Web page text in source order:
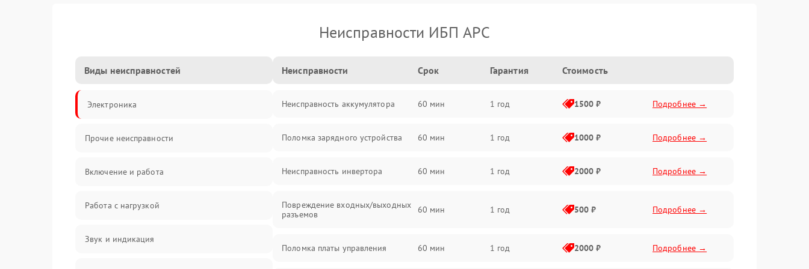
Неисправности ИБП APC
Виды неисправностей
Электроника
Прочие неисправности
Включение и работа
Работа с нагрузкой
Звук и индикация
Неисправности Срок Гарантия Стоимость
Неисправность аккумулятора 60 мин 1 год 1500 ₽ Подробнее →
Поломка зарядного устройства 60 мин 1 год 1000 ₽ Подробнее →
Неисправность инвертора 60 мин 1 год 2000 ₽ Подробнее →
Повреждение входных/выходных
разъемов
60 мин 1 год 500 ₽ Подробнее →
Поломка платы управления 60 мин 1 год 2000 ₽ Подробнее →